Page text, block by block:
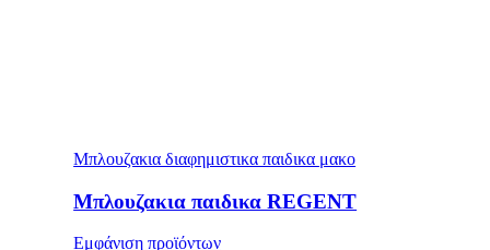
Μπλουζακια διαφημιστικα παιδικα μακο
Μπλουζακια παιδικα REGENT
Εμφάνιση προϊόντων